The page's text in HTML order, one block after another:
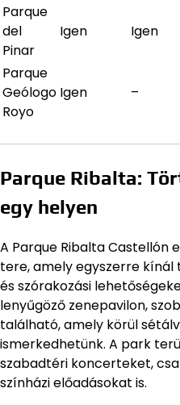
Parque
del
Pinar
Igen Igen
Parque
Geólogo
Royo
Igen –
Parque Ribalta:
egy helyen
A Parque Ribalta Castellón
tere, amely egyszerre
és szórakozási
lenyűgöző zenepavilon,
található, amely körül
ismerkedhetünk. A park
szabadtéri koncerteket,
színházi előadásokat is.